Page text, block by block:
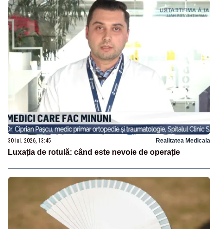
30 iul. 2026, 13:45 Realitatea Medicala
Luxația de rotulă: când este nevoie de operație